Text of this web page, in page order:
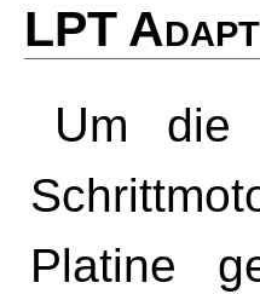
LPT
Um die Signale der Centronics Buchse auf die
Platine